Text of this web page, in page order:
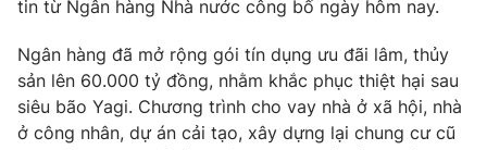
Góc doanh nghiệp
Phim VTV
Hậu trường
Nhân vật
Giải trí
Điện ảnh
Đời sống
tin từ Ngân hàng Nhà nước công bố ngày hôm nay.
Ngân hàng đã mở rộng gói tín dụng ưu đãi lâm, thủy
sản lên 60.000 tỷ đồng, nhằm khắc phục thiệt hại sau
siêu bão Yagi. Chương trình cho vay nhà ở xã hội, nhà
ở công nhân, dự án cải tạo, xây dựng lại chung cư cũ